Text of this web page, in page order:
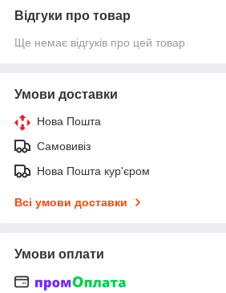
Відгуки про товар
Ще немає відгуків про цей товар
Умови доставки
Нова Пошта
Самовивіз
Нова Пошта кур'єром
Всі умови доставки
Умови оплати